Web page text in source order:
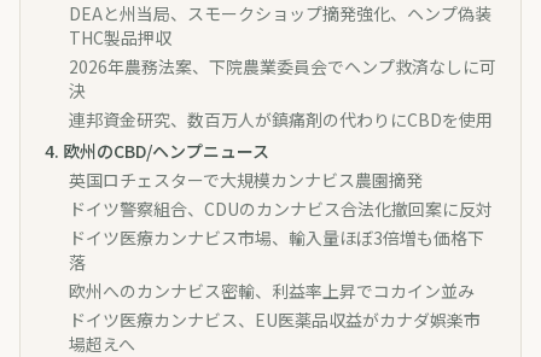
DEAと州当局、スモークショップ摘発強化、ヘンプ偽装
THC製品押収
2026年農務法案、下院農業委員会でヘンプ救済なしに可
決
連邦資金研究、数百万人が鎮痛剤の代わりにCBDを使用
4. 欧州のCBD/ヘンプニュース
英国ロチェスターで大規模カンナビス農園摘発
ドイツ警察組合、CDUのカンナビス合法化撤回案に反対
ドイツ医療カンナビス市場、輸入量ほぼ3倍増も価格下
落
欧州へのカンナビス密輸、利益率上昇でコカイン並み
ドイツ医療カンナビス、EU医薬品収益がカナダ娯楽市
場超えへ